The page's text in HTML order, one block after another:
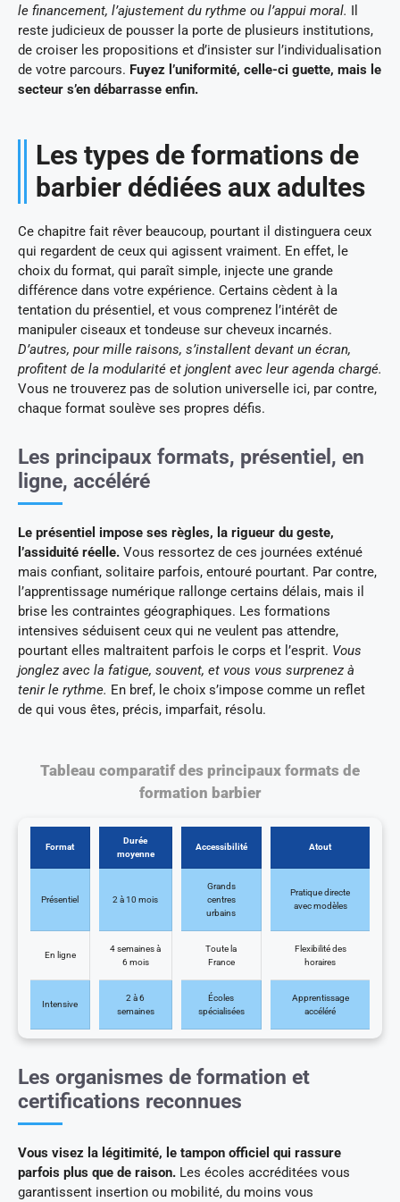
le financement, l’ajustement du rythme ou l’appui moral. Il
reste judicieux de pousser la porte de plusieurs institutions,
de croiser les propositions et d’insister sur l’individualisation
de votre parcours. Fuyez l’uniformité, celle-ci guette, mais le
secteur s’en débarrasse enfin.
Les types de formations de
barbier dédiées aux adultes
Ce chapitre fait rêver beaucoup, pourtant il distinguera ceux
qui regardent de ceux qui agissent vraiment. En effet, le
choix du format, qui paraît simple, injecte une grande
différence dans votre expérience. Certains cèdent à la
tentation du présentiel, et vous comprenez l’intérêt de
manipuler ciseaux et tondeuse sur cheveux incarnés.
D’autres, pour mille raisons, s’installent devant un écran,
profitent de la modularité et jonglent avec leur agenda chargé.
Vous ne trouverez pas de solution universelle ici, par contre,
chaque format soulève ses propres défis.
Les principaux formats, présentiel, en
ligne, accéléré
Le présentiel impose ses règles, la rigueur du geste,
l’assiduité réelle. Vous ressortez de ces journées exténué
mais confiant, solitaire parfois, entouré pourtant. Par contre,
l’apprentissage numérique rallonge certains délais, mais il
brise les contraintes géographiques. Les formations
intensives séduisent ceux qui ne veulent pas attendre,
pourtant elles maltraitent parfois le corps et l’esprit. Vous
jonglez avec la fatigue, souvent, et vous vous surprenez à
tenir le rythme. En bref, le choix s’impose comme un reflet
de qui vous êtes, précis, imparfait, résolu.
Tableau comparatif des principaux formats de
formation barbier
Format
Durée
moyenne
Accessibilité Atout
Présentiel 2 à 10 mois
Grands
centres
urbains
Pratique directe
avec modèles
En ligne
4 semaines à
6 mois
Toute la
France
Flexibilité des
horaires
Intensive
2 à 6
semaines
Écoles
spécialisées
Apprentissage
accéléré
Les organismes de formation et
certifications reconnues
Vous visez la légitimité, le tampon officiel qui rassure
parfois plus que de raison. Les écoles accréditées vous
garantissent insertion ou mobilité, du moins vous